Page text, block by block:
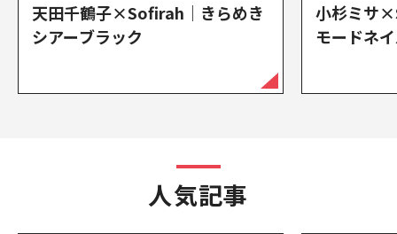
天田千鶴子×Sofirah｜きらめき
シアーブラック
小杉ミサ
モードネ
人気記事